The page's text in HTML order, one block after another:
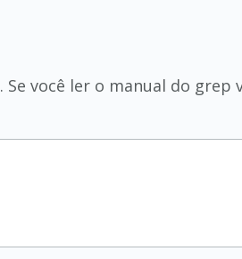
você ler o manual do grep